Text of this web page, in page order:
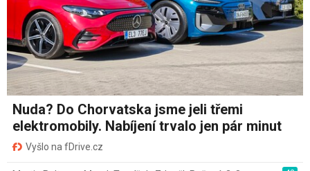
Nuda? Do Chorvatska jsme jeli třemi
elektromobily. Nabíjení trvalo jen pár minut
Vyšlo na fDrive.cz